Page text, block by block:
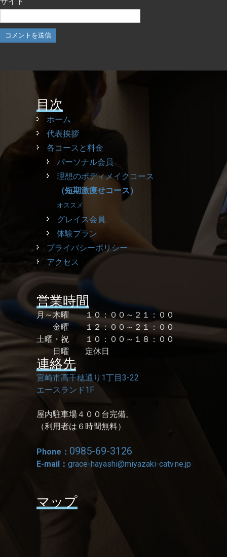
目次
ホーム
代表挨拶
各コースと料金
パーソナル会員
理想のボディメイクコース
（短期激痩せコース）
オススメ
グレイス会員
体験プラン
プライバシーポリシー
アクセス
営業時間
月～木曜 １０：００～２１：００
金曜 １２：００～２１：００
土曜・祝 １０：００～１８：００
日曜 定休日
連絡先
宮崎市高千穂通り1丁目3-22
エースランド1F
屋内駐車場４００台完備。
（利用者は６時間無料）
Phone： 0985-69-3126
E-mail： grace-hayashi@miyazaki-catv.ne.jp
マップ